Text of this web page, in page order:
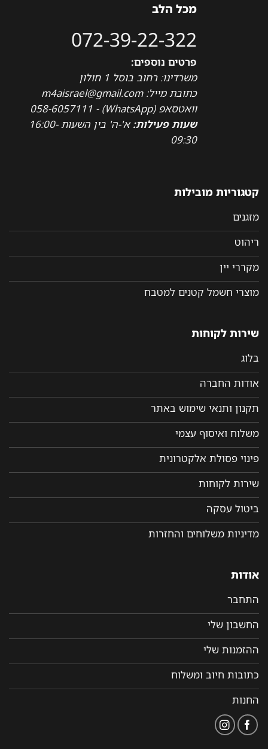
מכל הלב
072-39-22-322
פרטים נוספים:
משרדינו: רחוב בוסל 1 חולון
כתובת מייל: m4aisrael@gmail.com
וואטסאפ (WhatsApp) - 058-6057111
שעות פעילות:
א'-ה' בין השעות 16:00-
09:30
קטגוריות מובילות
מזגנים
ריהוט
מקררי יין
מוצרי חשמל קטנים למטבח
שירות לקוחות
בלוג
אודות החברה
תקנון ותנאי שימוש באתר
משלוח ואיסוף עצמי
פינוי פסולת אלקטרונית
שירות לקוחות
ביטול עסקה
מדיניות משלוחים והחזרות
אודות
התחבר
החשבון שלי
ההזמנות שלי
כתובות חיוב ומשלוח
החנות